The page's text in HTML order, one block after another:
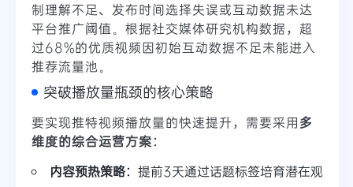
制理解不足、发布时间选择失误或互动数据未达
平台推广阈值。根据社交媒体研究机构数据，超
过68%的优质视频因初始互动数据不足未能进入
推荐流量池。
突破播放量瓶颈的核心策略
要实现推特视频播放量的快速提升，需要采用多
维度的综合运营方案：
内容预热策略：提前3天通过话题标签培育潜在观